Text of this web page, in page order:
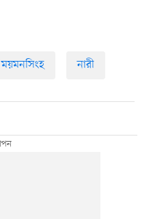
ময়মনসিংহ নারী